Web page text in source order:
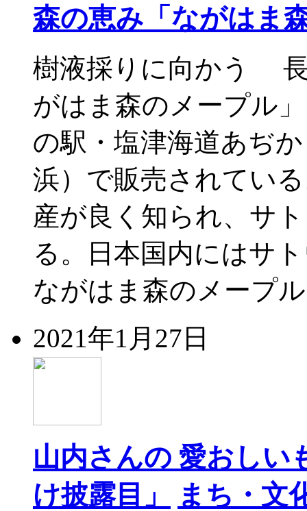
森の恵み「ながはま
樹液採りに向かう
がはま森のメープル
の駅・塩津海道あぢ
浜）で販売されてい
産が良く知られ、サ
る。日本国内にはサ
ながはま森のメープ
2021年1月27日
山内さんの 愛おしい
け披露目」
まち・文